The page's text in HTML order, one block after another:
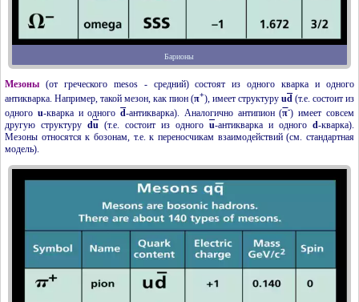
Барионы
Мезоны (от греческого mesos - средний) состоят из одного кварка и одного
антикварка. Например, такой мезон, как пион (π+) , имеет структуру ud (т.е. состоит из
одного u-кварка и одногоd-антикварка). Аналогично антипион (π-) имеет совсем
другую структуру du (т.е. состоит из одного u-антикварка и одного d-кварка).
Мезоны относятся к бозонам, т.е. к переносчикам взаимодействий (см. стандартная
модель).